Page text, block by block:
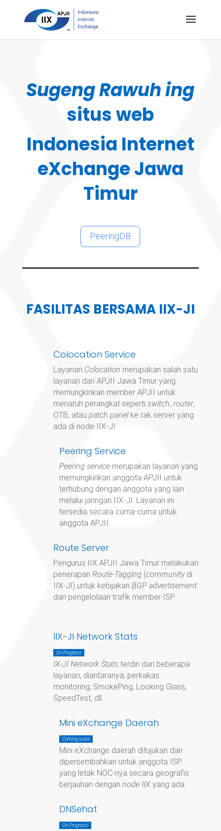
Sugeng Rawuh ing
situs web
Indonesia Internet
eXchange Jawa
Timur
PeeringDB
FASILITAS BERSAMA IIX-JI
Colocation Service
Layanan Colocation merupakan salah satu
layanan dari APJII Jawa Timur yang
memungkinkan member APJII untuk
menaruh perangkat seperti switch, router,
OTB, atau patch panelke rak server yang
ada di node IIX-JI.
Peering Service
Peering servicemerupakan layanan yang
memungkinkan anggota APJII untuk
terhubung dengan anggota yang lain
melalui jaringan IIX-JI. Layanan ini
tersedia secara cuma-cuma untuk
anggota APJII.
Route Server
Pengurus IIX APJII Jawa Timur melakukan
penerapan Route-Tagging (communitydi
IIX-JI) untuk kebijakan BGP advertisement
dan pengelolaan trafik member ISP.
IIX-JI Network Stats
On Progress
IX-JI Network Stats terdiri dari beberapa
layanan, diantaranya; perkakas
monitoring, SmokePing, Looking Glass,
SpeedTest, dll.
Mini eXchange Daerah
Coming soon!
Mini eXchange daerah ditujukan dan
dipersembahkan untuk anggota ISP
yang letak NOC-nya secara geografis
berjauhan dengan node IIXyang ada.
DNSehat
On Progress!